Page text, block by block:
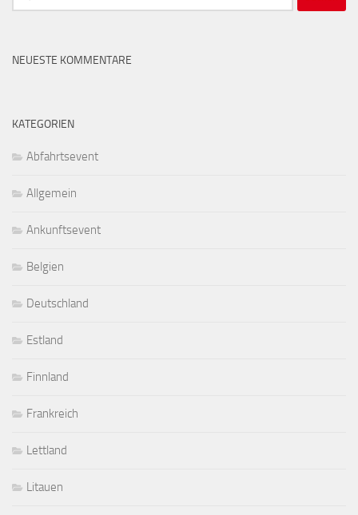
nach:
NEUESTE KOMMENTARE
KATEGORIEN
Abfahrtsevent
Allgemein
Ankunftsevent
Belgien
Deutschland
Estland
Finnland
Frankreich
Lettland
Litauen